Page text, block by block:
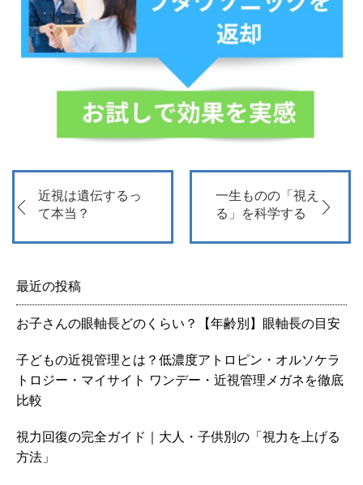
近視は遺伝するっ
て本当？
一生ものの「視え
る」を科学する
最近の投稿
お子さんの眼軸長どのくらい？【年齢別】眼軸長の目安
子どもの近視管理とは？低濃度アトロピン・オルソケラ
トロジー・マイサイト ワンデー・近視管理メガネを徹底
比較
視力回復の完全ガイド｜大人・子供別の「視力を上げる
方法」